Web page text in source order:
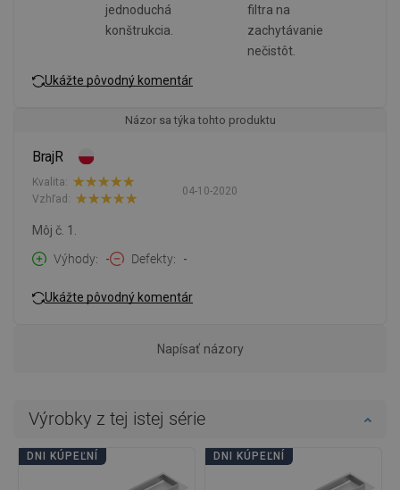
jednoduchá
konštrukcia.
filtra na
zachytávanie
nečistôt.
Ukážte pôvodný komentár
Názor sa týka tohto produktu
BrajR
04-10-2020
Kvalita:
Vzhľad:
Môj č. 1.
Výhody
- Defekty -
Ukážte pôvodný komentár
Napísať názory
Výrobky z tej istej série
DNI KÚPEĽNÍ DNI KÚPEĽNÍ